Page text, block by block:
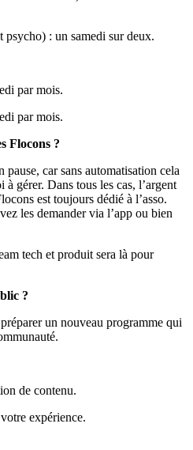
psycho) : un samedi sur deux.
par mois.
par mois.
Flocons ?
pause, car sans automatisation cela
gérer. Dans tous les cas, l’argent
est toujours dédié à l’asso.
les demander via l’app ou bien
tech et produit sera là pour
?
un nouveau programme qui
de contenu.
expérience.